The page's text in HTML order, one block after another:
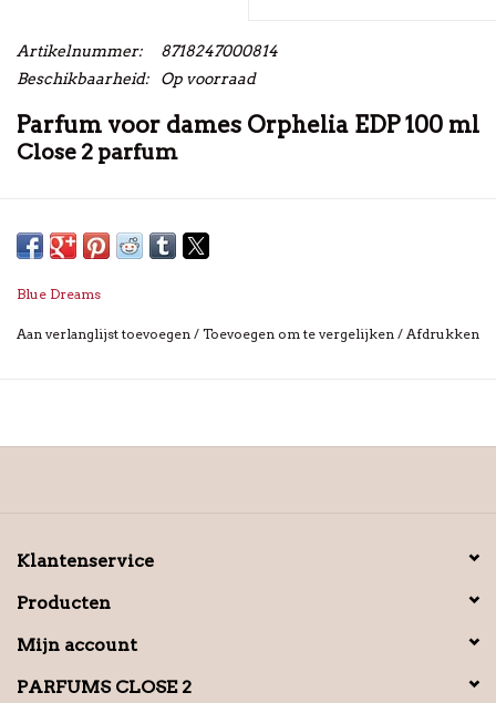
Artikelnummer:
8718247000814
Beschikbaarheid:
Op voorraad
Parfum voor dames Orphelia EDP 100 ml
Close 2 parfum
Blue Dreams
Aan verlanglijst toevoegen / Toevoegen om te vergelijken / Afdrukken
Klantenservice
Producten
Mijn account
PARFUMS CLOSE 2